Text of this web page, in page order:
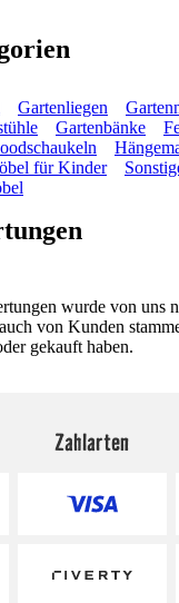
Gartenliegen
Gartenbänke
für Kinder
wurde von uns
von Kunden
gekauft haben.
Zahlarten